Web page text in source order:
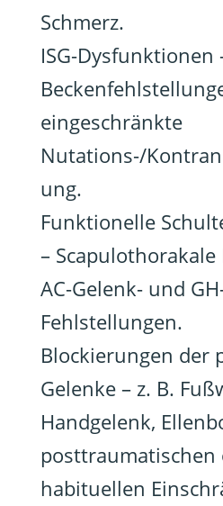
Schmerz.
ISG-Dysfunktionen
eingeschränkte
Nutations-/
ung.
Funktionelle
–
AC-Gelenk- und
Fehlstellungen.
Blockierungen der
Gelenke – z. B.
Handgelenk,
posttraumatischen
habituellen